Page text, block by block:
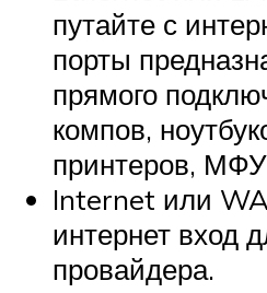
путайте с
порты
прямого
компов,
принтеров,
Internet или
интернет вход
провайдера.